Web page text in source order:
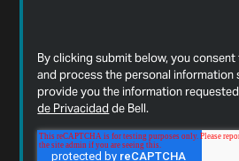
By clicking submit below, you
and process the personal
provide you the information
de Privacidad de Bell.